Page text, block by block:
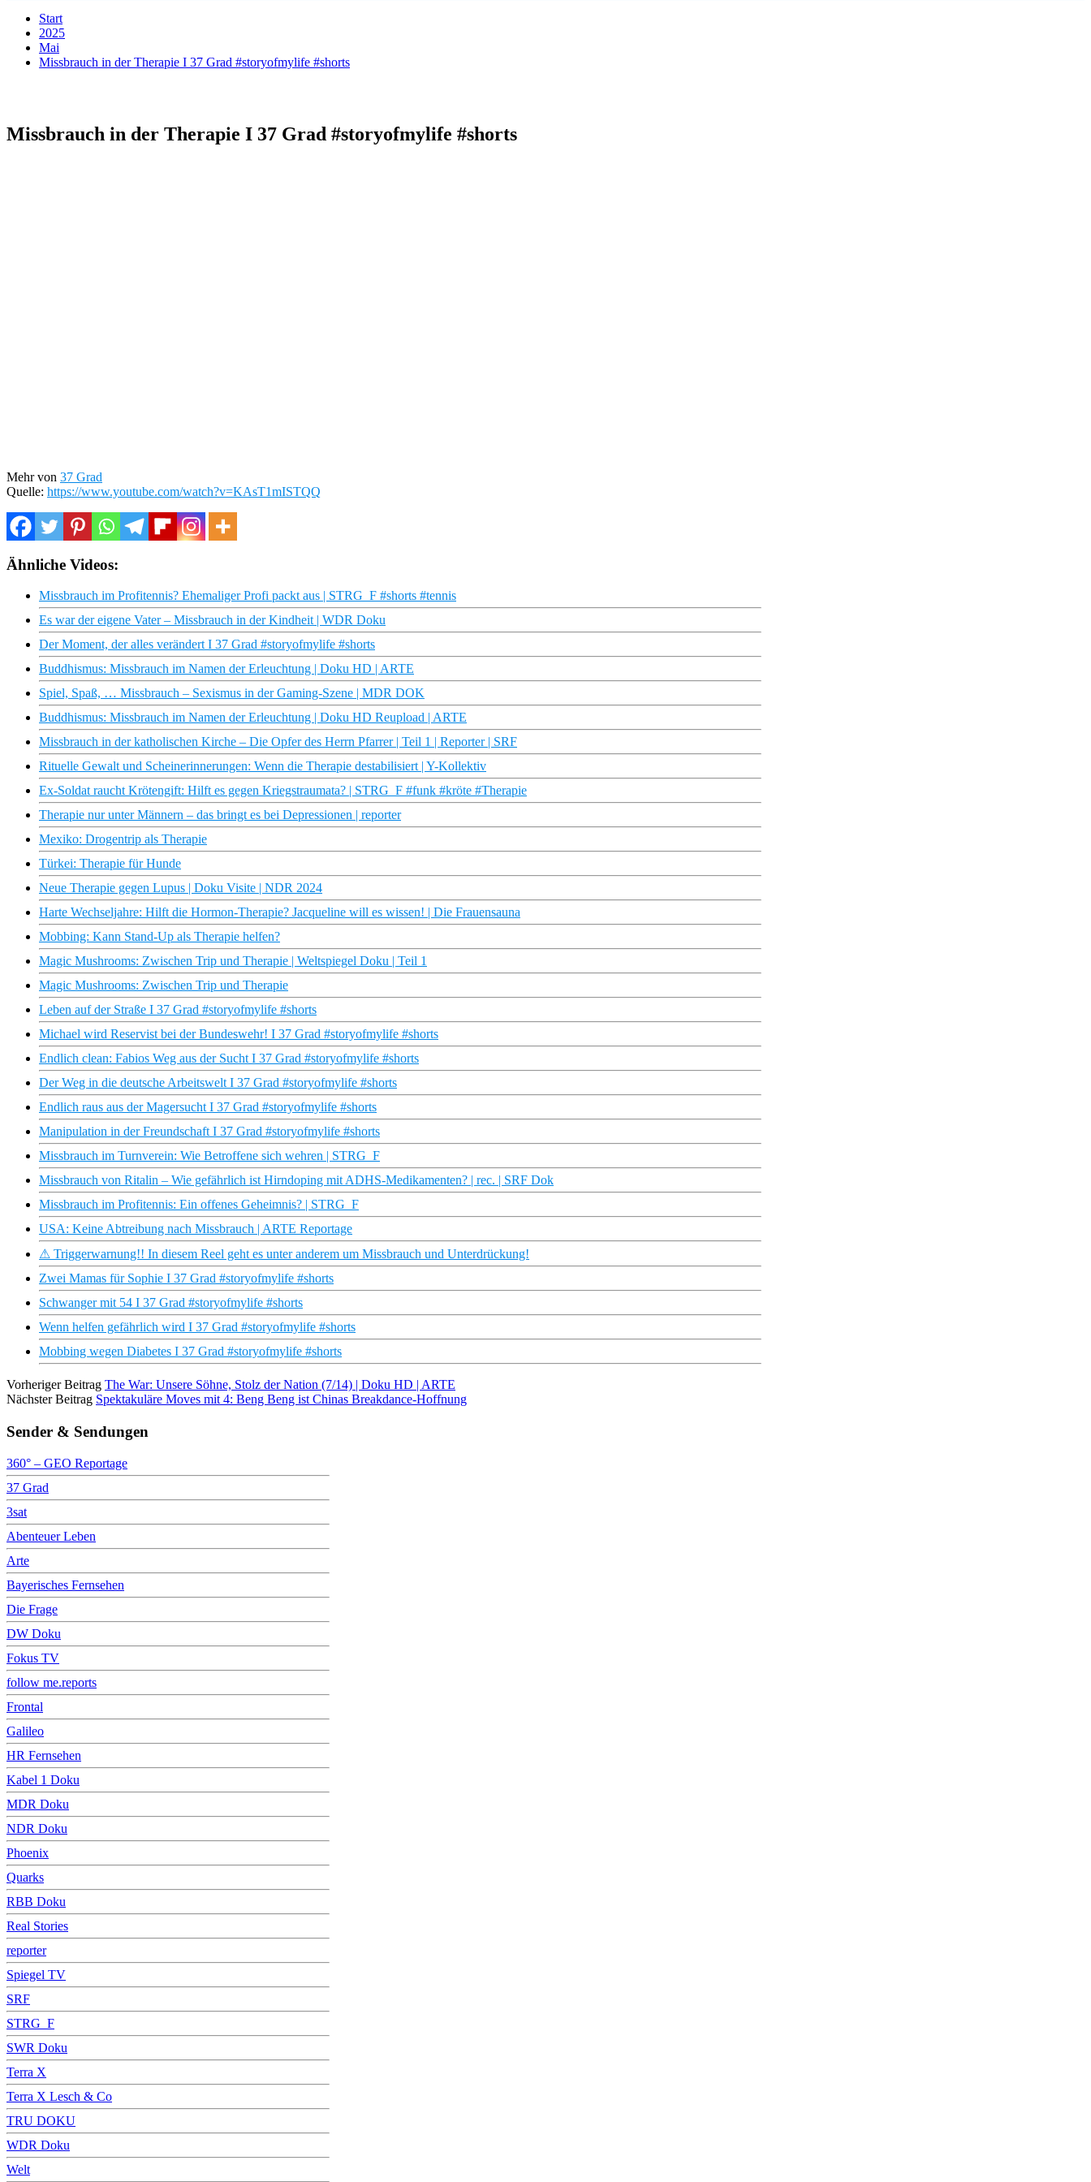
Start
2025
Mai
Missbrauch in der Therapie I 37 Grad #storyofmylife #shorts
Missbrauch in der Therapie I 37 Grad #storyofmylife #shorts
Mehr von 37 Grad
Quelle: https://www.youtube.com/watch?v=KAsT1mISTQQ
Ähnliche Videos:
Missbrauch im Profitennis? Ehemaliger Profi packt aus | STRG_F #shorts #tennis
Es war der eigene Vater – Missbrauch in der Kindheit | WDR Doku
Der Moment, der alles verändert I 37 Grad #storyofmylife #shorts
Buddhismus: Missbrauch im Namen der Erleuchtung | Doku HD | ARTE
Spiel, Spaß, … Missbrauch – Sexismus in der Gaming-Szene | MDR DOK
Buddhismus: Missbrauch im Namen der Erleuchtung | Doku HD Reupload | ARTE
Missbrauch in der katholischen Kirche – Die Opfer des Herrn Pfarrer | Teil 1 | Reporter | SRF
Rituelle Gewalt und Scheinerinnerungen: Wenn die Therapie destabilisiert | Y-Kollektiv
Ex-Soldat raucht Krötengift: Hilft es gegen Kriegstraumata? | STRG_F #funk #kröte #Therapie
Therapie nur unter Männern – das bringt es bei Depressionen | reporter
Mexiko: Drogentrip als Therapie
Türkei: Therapie für Hunde
Neue Therapie gegen Lupus | Doku Visite | NDR 2024
Harte Wechseljahre: Hilft die Hormon-Therapie? Jacqueline will es wissen! | Die Frauensauna
Mobbing: Kann Stand-Up als Therapie helfen?
Magic Mushrooms: Zwischen Trip und Therapie | Weltspiegel Doku | Teil 1
Magic Mushrooms: Zwischen Trip und Therapie
Leben auf der Straße I 37 Grad #storyofmylife #shorts
Michael wird Reservist bei der Bundeswehr! I 37 Grad #storyofmylife #shorts
Endlich clean: Fabios Weg aus der Sucht I 37 Grad #storyofmylife #shorts
Der Weg in die deutsche Arbeitswelt I 37 Grad #storyofmylife #shorts
Endlich raus aus der Magersucht I 37 Grad #storyofmylife #shorts
Manipulation in der Freundschaft I 37 Grad #storyofmylife #shorts
Missbrauch im Turnverein: Wie Betroffene sich wehren | STRG_F
Missbrauch von Ritalin – Wie gefährlich ist Hirndoping mit ADHS-Medikamenten? | rec. | SRF Dok
Missbrauch im Profitennis: Ein offenes Geheimnis? | STRG_F
USA: Keine Abtreibung nach Missbrauch | ARTE Reportage
⚠ Triggerwarnung!! In diesem Reel geht es unter anderem um Missbrauch und Unterdrückung!
Zwei Mamas für Sophie I 37 Grad #storyofmylife #shorts
Schwanger mit 54 I 37 Grad #storyofmylife #shorts
Wenn helfen gefährlich wird I 37 Grad #storyofmylife #shorts
Mobbing wegen Diabetes I 37 Grad #storyofmylife #shorts
Vorheriger Beitrag The War: Unsere Söhne, Stolz der Nation (7/14) | Doku HD | ARTE
Nächster Beitrag Spektakuläre Moves mit 4: Beng Beng ist Chinas Breakdance-Hoffnung
Sender & Sendungen
360° – GEO Reportage
37 Grad
3sat
Abenteuer Leben
Arte
Bayerisches Fernsehen
Die Frage
DW Doku
Fokus TV
follow me.reports
Frontal
Galileo
HR Fernsehen
Kabel 1 Doku
MDR Doku
NDR Doku
Phoenix
Quarks
RBB Doku
Real Stories
reporter
Spiegel TV
SRF
STRG_F
SWR Doku
Terra X
Terra X Lesch & Co
TRU DOKU
WDR Doku
Welt